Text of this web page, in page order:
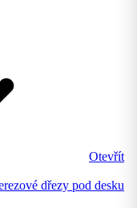
Otevřít
dřezy pod desku